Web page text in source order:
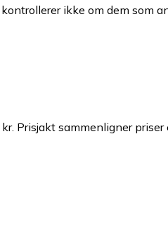
ikke om dem som
Prisjakt sammenligner